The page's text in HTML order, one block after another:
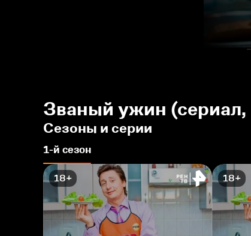
Званый ужин
Сезоны и серии
1-й сезон
18+ 18+